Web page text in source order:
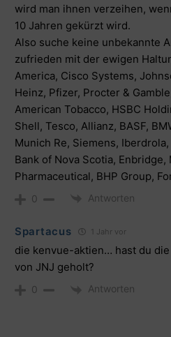
wird man ihnen verzeihen,
10 Jahren gekürzt wird.
Also suche keine unbekannte
zufrieden mit der ewigen
America, Cisco Systems,
Heinz, Pfizer, Procter &
American Tobacco, HSBC
Shell, Tesco, Allianz, BASF,
Munich Re, Siemens,
Bank of Nova Scotia,
Pharmaceutical, BHP Group,
0 Antworten
Spartacus 1 Jahr vor
die kenvue-aktien… hast du
von JNJ geholt?
0 Antworten